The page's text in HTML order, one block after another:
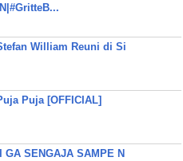
William Reuni di Si
Puja [OFFICIAL]
GA SENGAJA SAMPE N